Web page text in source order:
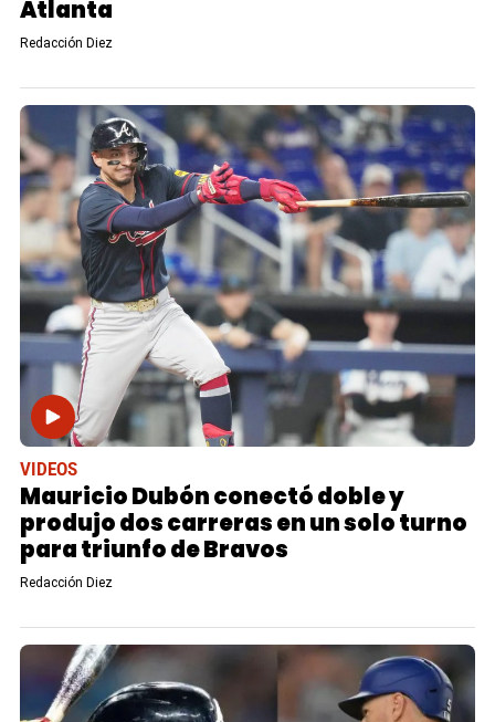
Atlanta
Redacción Diez
VIDEOS
Mauricio Dubón conectó doble y
produjo dos carreras en un solo turno
para triunfo de Bravos
Redacción Diez